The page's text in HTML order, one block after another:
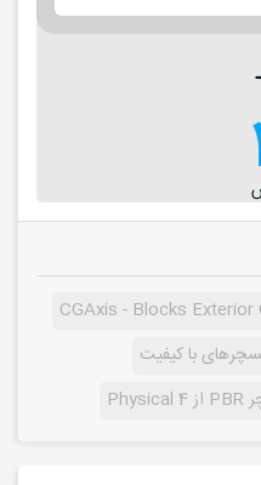
CGAxis - Blocks
با کیفیت